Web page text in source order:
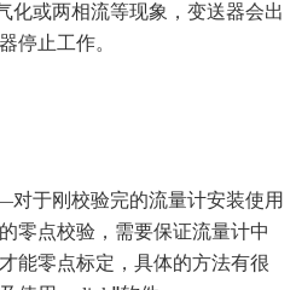
化或两相流等现象，变送器会出
停止工作。
于刚校验完的流量计安装使用
零点校验，需要保证流量计中
能零点标定，具体的方法有很